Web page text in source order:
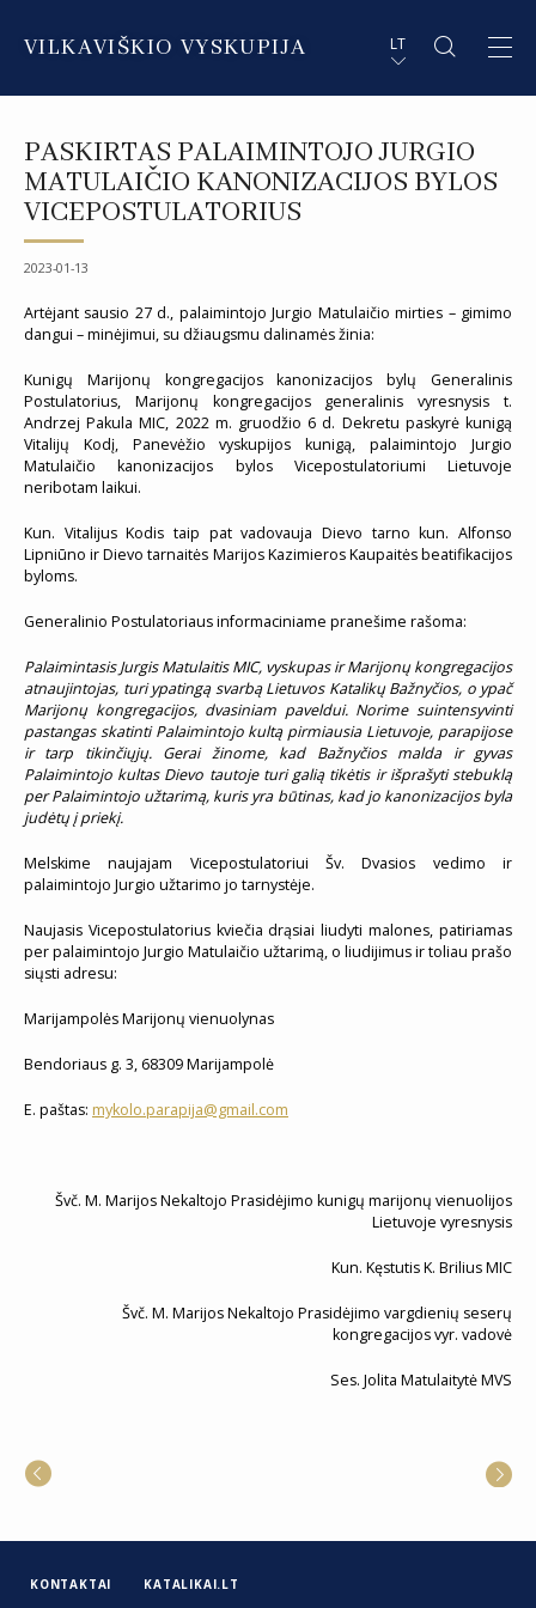
VILKAVIŠKIO VYSKUPIJA LT
DVASININKAI
INSTITUCIJOS IR ORGANIZACIJOS
DEKANATAI IR PARAPIJOS
PAŠVĘSTAS GYVENIMAS
EN SUMMARY
DE ZUSAMMENFASSUNG
PASKIRTAS PALAIMINTOJO JURGIO
MATULAIČIO KANONIZACIJOS BYLOS
VICEPOSTULATORIUS
2023-01-13
Artėjant sausio 27 d., palaimintojo Jurgio Matulaičio mirties – gimimo
dangui – minėjimui, su džiaugsmu dalinamės žinia:
Kunigų Marijonų kongregacijos kanonizacijos bylų Generalinis
Postulatorius, Marijonų kongregacijos generalinis vyresnysis t.
Andrzej Pakula MIC, 2022 m. gruodžio 6 d. Dekretu paskyrė kunigą
Vitalijų Kodį, Panevėžio vyskupijos kunigą, palaimintojo Jurgio
Matulaičio kanonizacijos bylos Vicepostulatoriumi Lietuvoje
neribotam laikui.
Kun. Vitalijus Kodis taip pat vadovauja Dievo tarno kun. Alfonso
Lipniūno ir Dievo tarnaitės Marijos Kazimieros Kaupaitės beatifikacijos
byloms.
Generalinio Postulatoriaus informaciniame pranešime rašoma:
Palaimintasis Jurgis Matulaitis MIC, vyskupas ir Marijonų kongregacijos
atnaujintojas, turi ypatingą svarbą Lietuvos Katalikų Bažnyčios, o ypač
Marijonų kongregacijos, dvasiniam paveldui. Norime suintensyvinti
pastangas skatinti Palaimintojo kultą pirmiausia Lietuvoje, parapijose
ir tarp tikinčiųjų. Gerai žinome, kad Bažnyčios malda ir gyvas
Palaimintojo kultas Dievo tautoje turi galią tikėtis ir išprašyti stebuklą
per Palaimintojo užtarimą, kuris yra būtinas, kad jo kanonizacijos byla
judėtų į priekį.
Melskime naujajam Vicepostulatoriui Šv. Dvasios vedimo ir
palaimintojo Jurgio užtarimo jo tarnystėje.
Naujasis Vicepostulatorius kviečia drąsiai liudyti malones, patiriamas
per palaimintojo Jurgio Matulaičio užtarimą, o liudijimus ir toliau prašo
siųsti adresu:
Marijampolės Marijonų vienuolynas
Bendoriaus g. 3, 68309 Marijampolė
E. paštas: mykolo.parapija@gmail.com
Švč. M. Marijos Nekaltojo Prasidėjimo kunigų marijonų vienuolijos
Lietuvoje vyresnysis
Kun. Kęstutis K. Brilius MIC
Švč. M. Marijos Nekaltojo Prasidėjimo vargdienių seserų
kongregacijos vyr. vadovė
Ses. Jolita Matulaitytė MVS
KONTAKTAI KATALIKAI.LT